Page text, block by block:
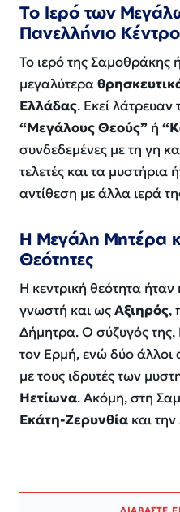
Το Ιερό των
Πανελλήνιο
Το ιερό της Σαμοθράκης
μεγαλύτερα
Ελλάδας. Εκεί λάτρευαν
“Μεγάλους Θεούς” ή
συνδεδεμένες με τη γη
τελετές και τα μυστήρια
αντίθεση με άλλα ιερά
Η Μεγάλη Μητέρα
Θεότητες
Η κεντρική θεότητα ήταν
γνωστή και ωςΑξιηρός,
Δήμητρα. Ο σύζυγός της,
τον Ερμή, ενώ δύο άλλοι
με τους ιδρυτές των
Ηετίωνα. Ακόμη, στη
Εκάτη-Ζερυνθία και την